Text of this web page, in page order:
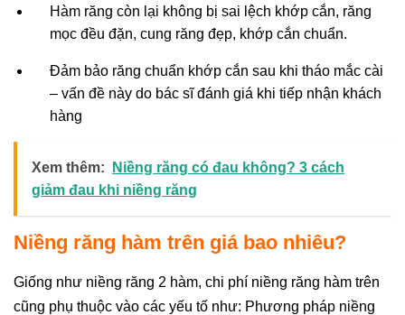
Hàm răng còn lại không bị sai lệch khớp cắn, răng
mọc đều đặn, cung răng đẹp, khớp cắn chuẩn.
Đảm bảo răng chuẩn khớp cắn sau khi tháo mắc cài
– vấn đề này do bác sĩ đánh giá khi tiếp nhận khách
hàng
Xem thêm:
Niềng răng có đau không? 3 cách
giảm đau khi niềng răng
Niềng răng hàm trên giá bao nhiêu?
Giống như niềng răng 2 hàm, chi phí niềng răng hàm trên
cũng phụ thuộc vào các yếu tố như: Phương pháp niềng